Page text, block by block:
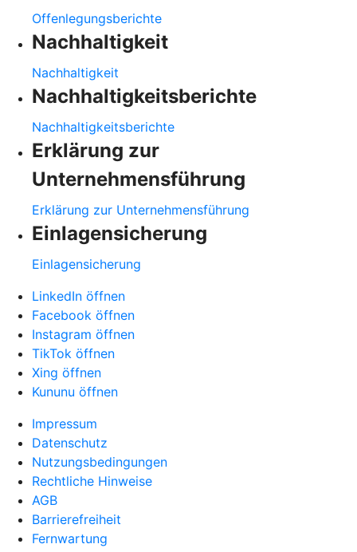
Offenlegungsberichte
Nachhaltigkeit
Nachhaltigkeit
Nachhaltigkeitsberichte
Nachhaltigkeitsberichte
Erklärung zur
Unternehmensführung
Erklärung zur Unternehmensführung
Einlagensicherung
Einlagensicherung
LinkedIn öffnen
Facebook öffnen
Instagram öffnen
TikTok öffnen
Xing öffnen
Kununu öffnen
Impressum
Datenschutz
Nutzungsbedingungen
Rechtliche Hinweise
AGB
Barrierefreiheit
Fernwartung